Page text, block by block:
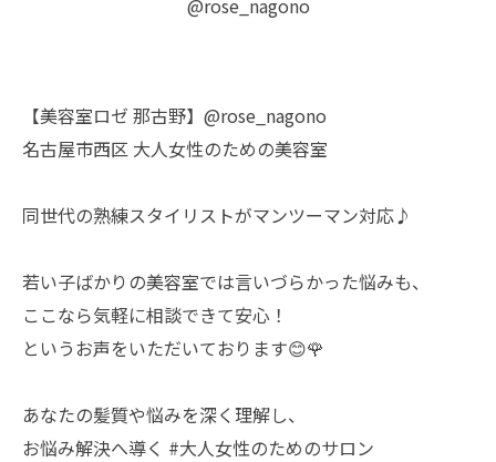
【美容室ロゼ 那古野】@rose_nagono
名古屋市西区 大人女性のための美容室
同世代の熟練スタイリストがマンツーマン対応♪
若い子ばかりの美容室では言いづらかった悩みも、
ここなら気軽に相談できて安心！
というお声をいただいております😊🌹
あなたの髪質や悩みを深く理解し、
お悩み解決へ導く #大人女性のためのサロン